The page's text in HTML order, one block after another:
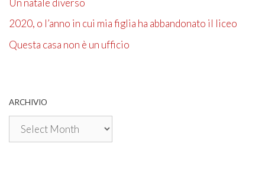
Un natale diverso
2020, o l’anno in cui mia figlia ha abbandonato il liceo
Questa casa non è un ufficio
ARCHIVIO
Archivio